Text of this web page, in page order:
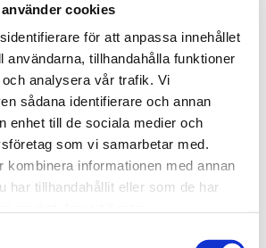
cookies
för att anpassa innehållet
användarna, tillhandahålla funktioner
analysera vår trafik. Vi
sådana identifierare och annan
enhet till de sociala medier och
som vi samarbetar med.
kombinera informationen med annan
har tillhandahållit eller som de har
ett omdöme eller
recensioner
GÄRNA EN RECENSION